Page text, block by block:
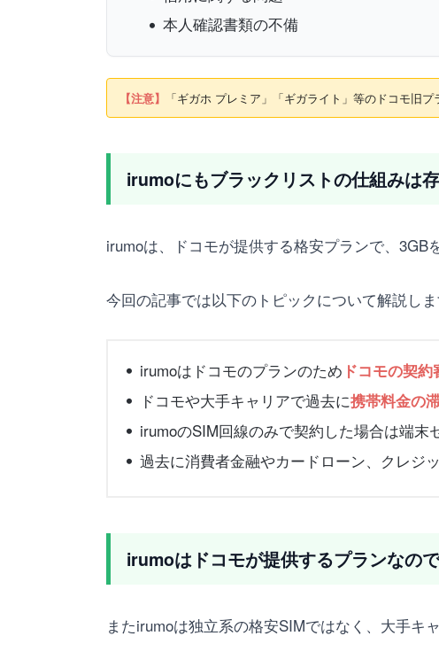
本人確認書類の不備
【注意】 「ギガホ プレミア」「ギガライト」等のドコモ旧
irumoにもブラックリストの仕組みは
irumoは、ドコモが提供する格安プランで、3GB
今回の記事では以下のトピックについて解説しま
irumoはドコモのプランのため ドコモの契
ドコモや大手キャリアで過去に携帯料金の
irumoのSIM回線のみで契約した場合は端末
過去に消費者金融やカードローン、クレジ
irumoはドコモが提供するプランなの
またirumoは独立系の格安SIMではなく、大手キ